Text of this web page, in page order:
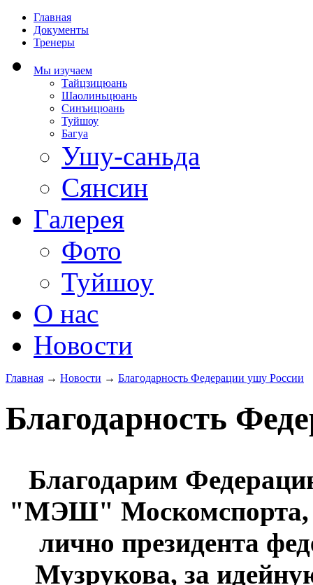
Главная
Документы
Тренеры
Мы изучаем
Тайцзицюань
Шаолиньцюань
Синъицюань
Туйшоу
Багуа
Ушу-саньда
Сянсин
Галерея
Фото
Туйшоу
О нас
Новости
Главная → Новости → Благодарность Федерации ушу России
Благодарность
Благодарим
"МЭШ" Москомспорта,
лично президента
Музрукова, за